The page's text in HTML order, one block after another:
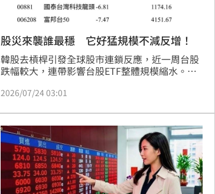
股災來襲誰最穩 它好猛規模不減反增！
韓股去槓桿引發全球股市連鎖反應，近一周台股
跌幅較大，連帶影響台股ETF整體規模縮水。根
底至今整體規模大減3799.03億元，投資人鍾愛
周規模變化落在成長0.3%與減少7%之間，僅有
凱基台灣TOP50(009816)在市場避險情緒升高之
際，規模仍能逆勢成長，人氣可見一斑。
2026/07/24 03:01